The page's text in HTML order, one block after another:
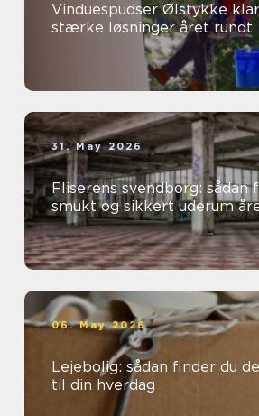
Vinduespudser Ølstykke klare ruder og
stærke løsninger året rundt
31. May 2026
Fliserens svendborg: sådan
smukt og sikkert uderum
06. May 2026
Lejebolig: sådan finder du
til din hverdag